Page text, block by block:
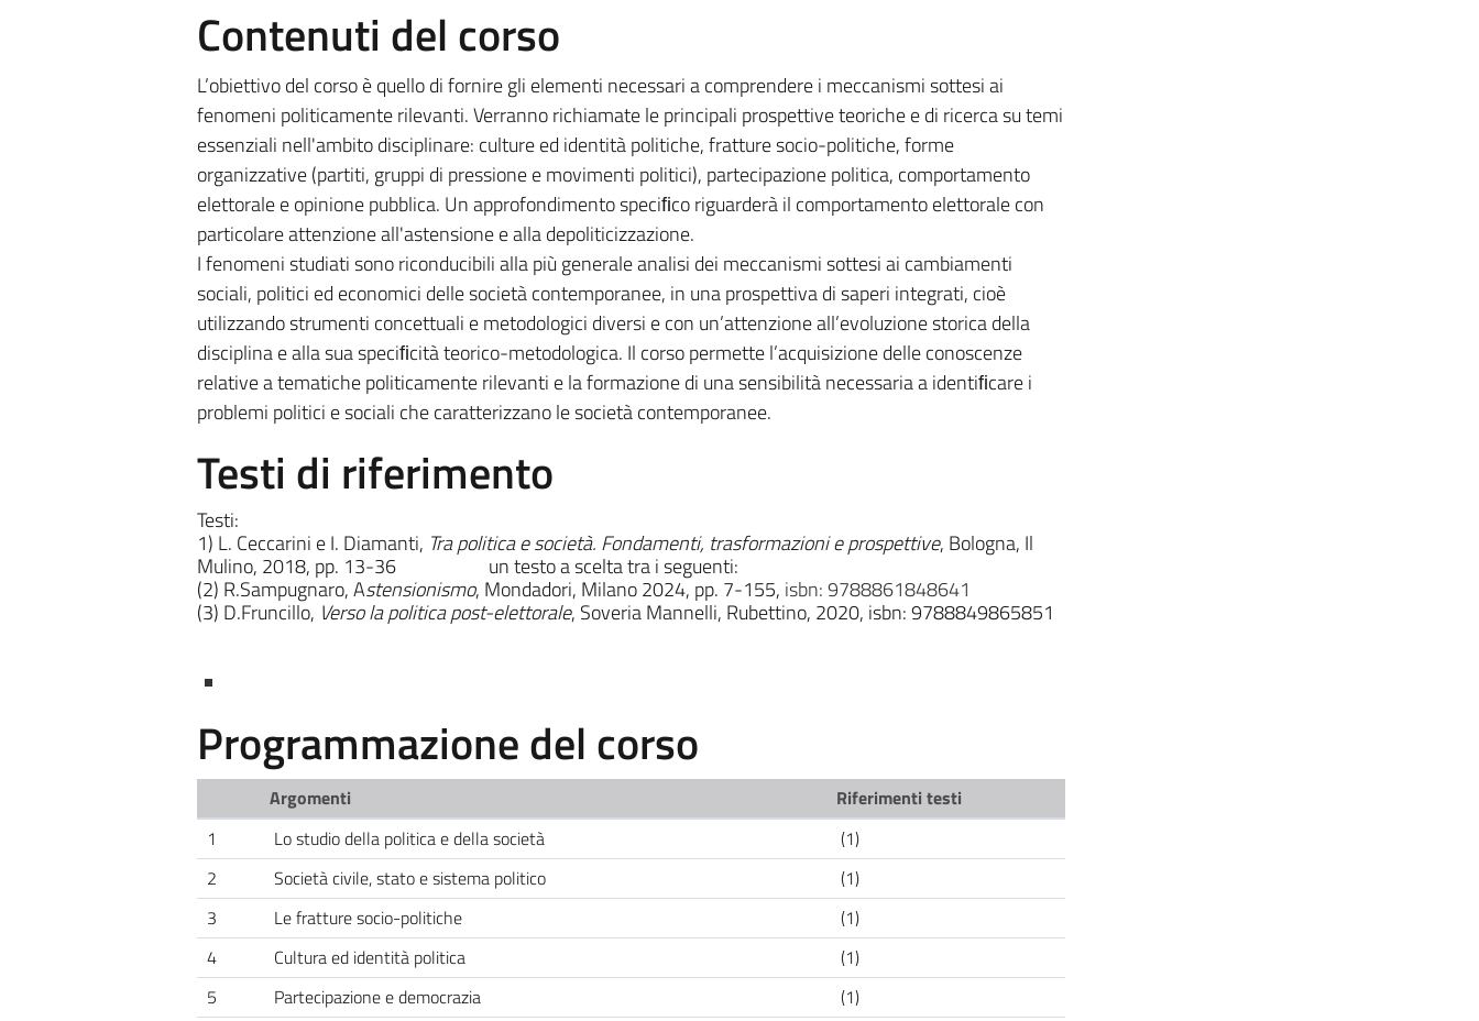
Contenuti del corso
L’obiettivo del corso è quello di fornire gli elementi necessari a comprendere i meccanismi sottesi ai
fenomeni politicamente rilevanti. Verranno richiamate le principali prospettive teoriche e di ricerca su temi
essenziali nell'ambito disciplinare: culture ed identità politiche, fratture socio-politiche, forme
organizzative (partiti, gruppi di pressione e movimenti politici), partecipazione politica, comportamento
elettorale e opinione pubblica. Un approfondimento speciﬁco riguarderà il comportamento elettorale con
particolare attenzione all'astensione e alla depoliticizzazione.
I fenomeni studiati sono riconducibili alla più generale analisi dei meccanismi sottesi ai cambiamenti
sociali, politici ed economici delle società contemporanee, in una prospettiva di saperi integrati, cioè
utilizzando strumenti concettuali e metodologici diversi e con un’attenzione all’evoluzione storica della
disciplina e alla sua speciﬁcità teorico-metodologica. Il corso permette l’acquisizione delle conoscenze
relative a tematiche politicamente rilevanti e la formazione di una sensibilità necessaria a identiﬁcare i
problemi politici e sociali che caratterizzano le società contemporanee.
Testi di riferimento
Testi:
1) L. Ceccarini e I. Diamanti, Tra politica e società. Fondamenti, trasformazioni e prospettive, Bologna, Il
Mulino, 2018, pp. 13-36 un testo a scelta tra i seguenti:
(2) R.Sampugnaro, Astensionismo, Mondadori, Milano 2024, pp. 7-155, isbn: 9788861848641
(3) D.Fruncillo, Verso la politica post-elettorale, Soveria Mannelli, Rubettino, 2020, isbn: 9788849865851
Programmazione del corso
Argomenti
Riferimenti testi
1
Lo studio della politica e della società
(1)
2
Società civile, stato e sistema politico
(1)
3
Le fratture socio-politiche
(1)
4
Cultura ed identità politica
(1)
5
Partecipazione e democrazia
(1)